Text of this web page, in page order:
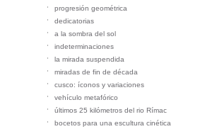
progresión geométrica
dedicatorias
a la sombra del sol
indeterminaciones
la mirada suspendida
miradas de fin de década
cusco: íconos y variaciones
vehículo metafórico
últimos 25 kilómetros del rio Rímac
bocetos para una escultura cinética